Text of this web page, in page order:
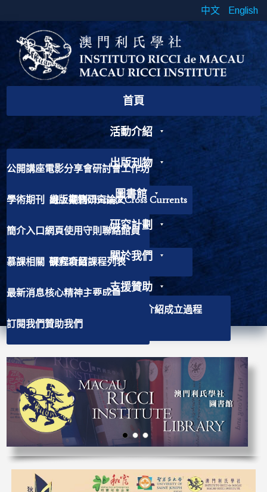
中文 English
首頁
活動介紹
公開講座電影分享會研討會工作坊
出版刊物
學術期刊 線上期刊Chinese Cross Currents
出版書籍研究論文圖書館
簡介入口網頁使用守則聯絡館員
捐獻書籍
研究計劃
慕課相關 課程介紹課程列表
研究項目 關於我們
最新消息核心精神主要成員
會徽介紹成立過程
支援贊助
訂閱我們贊助我們